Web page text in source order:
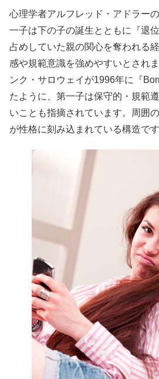
心理学者アルフレッド・アドラー
一子は下の子の誕生とともに『退
占めしていた親の関心を奪われる
感や規範意識を強めやすいとされ
ンク・サロウェイが1996年に『
たように、第一子は保守的・規範
いことも指摘されています。周囲
が性格に刻み込まれている構造です